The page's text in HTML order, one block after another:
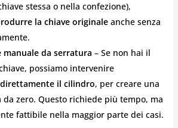
stessa o nella confezione),
la chiave originaleanche senza
manuale da serratura – Se non hai il
possiamo intervenire
il cilindro, per creare una
da zero. Questo richiede più tempo, ma
fattibile nella maggior parte dei casi.